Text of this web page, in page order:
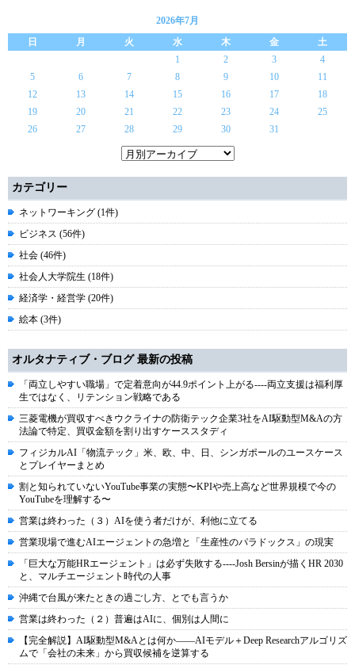
2026年7月
日
月 火 水 木 金
土
1
2 3
4
5
6 7 8 9 10
11
12
13 14 15 16 17
18
19
20 21 22 23 24
25
26
27 28 29 30 31
カテゴリー
ネットワーキング (1件)
ビジネス (56件)
社会 (46件)
社会人大学院生 (18件)
経済学・経営学 (20件)
絵本 (3件)
オルタナティブ・ブログ 最新の投稿
「両立しやすい職場」で定着意向が44.9ポイント上がる----両立支援は福利厚
生ではなく、リテンション戦略である
三菱電機が買収すべきウクライナの防衛テック企業3社をAI駆動型M&Aの方
法論で特定、買収金額を割り出すケーススタディ
フィジカルAI「物流テック」米、欧、中、日、シンガポールのユースケース
とプレイヤーまとめ
割と知られていないYouTube事業の実態〜KPIや売上高など世界規模で今の
YouTubeを理解する〜
営業は終わった（３）AIを使う者だけが、利他に立てる
営業現場で進むAIエージェントの急増と「生産性のパラドックス」の現実
「巨大な万能HRエージェント」は必ず失敗する----Josh Bersinが描くHR 2030
と、マルチエージェント時代の人事
沖縄で台風が来たときの過ごし方、とでも言うか
営業は終わった（２）普遍はAIに、個別は人間に
【完全解説】AI駆動型M&Aとは何か――AIモデル＋Deep Researchアルゴリズ
ムで「会社の未来」から買収候補を逆算する